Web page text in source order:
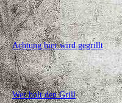
Achtung hier wird gegrillt
Wer holt den Grill